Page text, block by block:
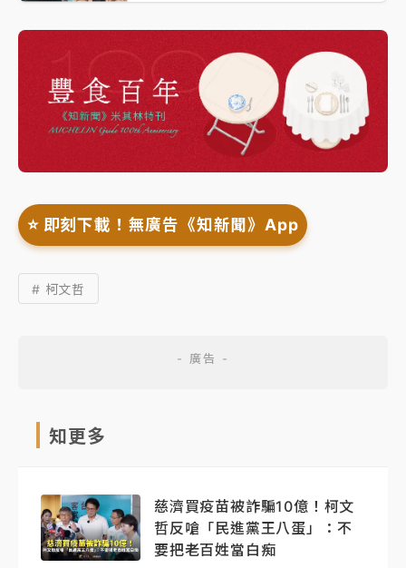
⭐️ 即刻下載！無廣告《知新聞》App
# 柯文哲
知更多
慈濟買疫苗被詐騙10億！柯文
哲反嗆「民進黨王八蛋」：不
要把老百姓當白痴